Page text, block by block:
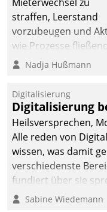
straffen, Leerstand
vorzubeugen und
wie Prozesse
vernetzen, nutzt die
Jahresbeginn eine
Überblick, Einsicht
Eingriff bietende
Zur Entwicklung
man auf
Cloudtechnologie,
bewährte und
agile
Nadja Hußmann
Digitalisierung
Digitalisierung
Heilsversprechen,
Alle reden von
wissen, was damit
verschiedenste
fundiert über sie
klären. Ein Aspekt
Sabine Wiedemann